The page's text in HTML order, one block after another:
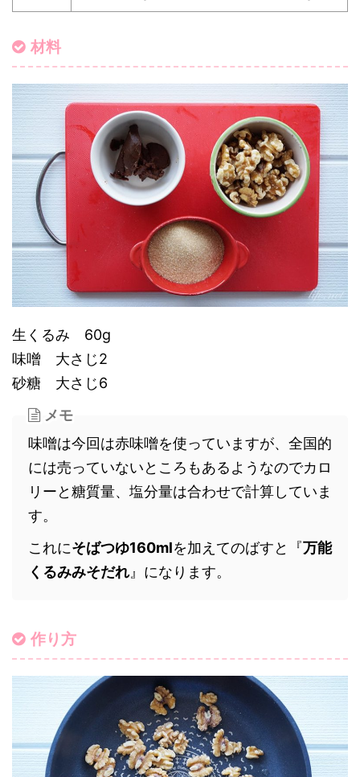
材料
生くるみ 60g
味噌 大さじ2
砂糖 大さじ6
メモ
味噌は今回は赤味噌を使っていますが、全国的
には売っていないところもあるようなのでカロ
リーと糖質量、塩分量は合わせで計算していま
す。
これにそばつゆ160mlを加えてのばすと『万能
くるみみそだれ』になります。
作り方